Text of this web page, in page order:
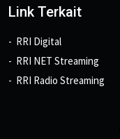
Link Terkait
RRI Digital
RRI NET Streaming
RRI Radio Streaming